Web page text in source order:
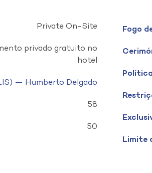
Private On-Site
privado gratuito no
hotel
— Humberto Delgado
58
50
Fogo
Limite